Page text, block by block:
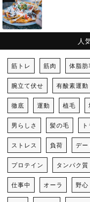
人
筋トレ 筋肉 体脂肪
腕立て伏せ 有酸素運動
徹底 運動 植毛
男らしさ 髪の毛
ストレス 負荷 デー
プロテイン タンパク質
仕事中 オーラ 野心